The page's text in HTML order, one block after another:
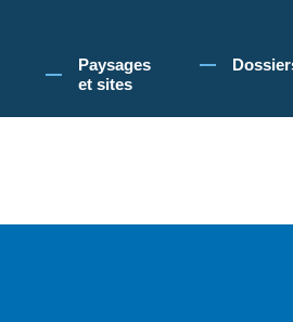
l'utilisation de cookies pour vous
Paysages
et sites